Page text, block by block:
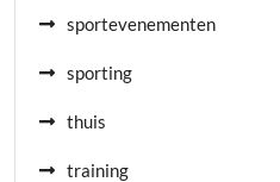
sportevenementen
sporting
thuis
training